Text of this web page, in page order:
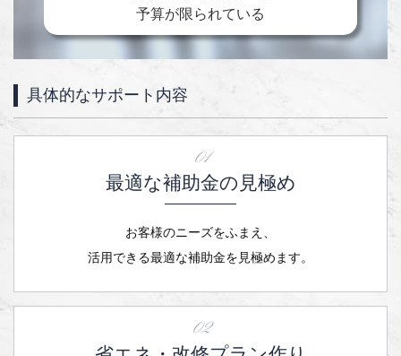
予算が限られている
具体的なサポート内容
01
最適な補助金の見極め
お客様のニーズをふまえ、
活用できる最適な補助金を見極めます。
02